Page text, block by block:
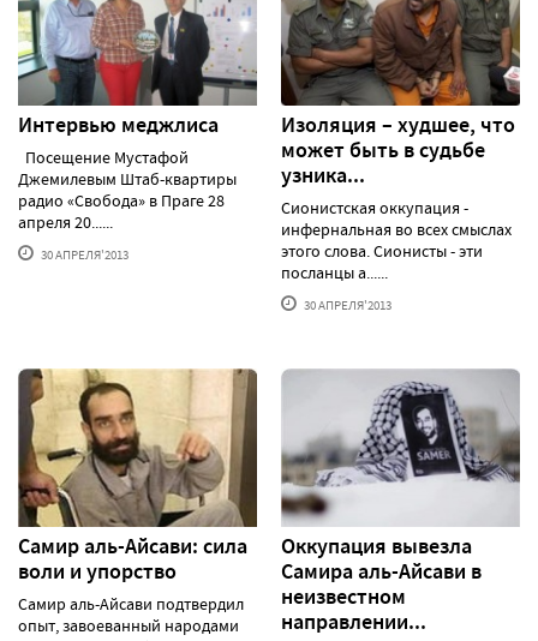
Интервью меджлиса
Посещение Мустафой
Джемилевым Штаб-квартиры
радио «Свобода» в Праге 28
апреля 20......
30 АПРЕЛЯ'2013
Изоляция – худшее, что
может быть в судьбе
узника...
Сионистская оккупация -
инфернальная во всех смыслах
этого слова. Сионисты - эти
посланцы а......
30 АПРЕЛЯ'2013
Cамир аль-Айсави: сила
воли и упорство
Самир аль-Айсави подтвердил
опыт, завоеванный народами
Оккупация вывезла
Самира аль-Айсави в
неизвестном
направлении...